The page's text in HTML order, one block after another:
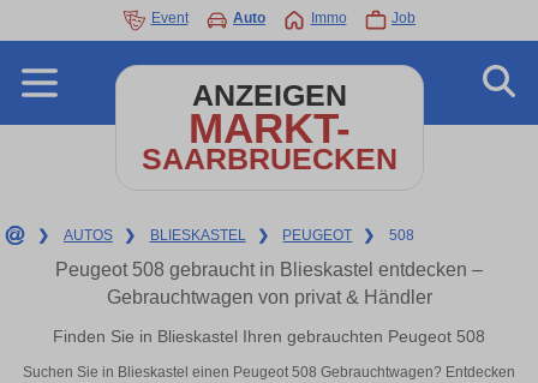
Event Auto Immo Job
ANZEIGEN
MARKT-
SAARBRUECKEN
❯ AUTOS ❯ BLIESKASTEL ❯ PEUGEOT ❯ 508
Peugeot 508 gebraucht in Blieskastel entdecken –
Gebrauchtwagen von privat & Händler
Finden Sie in Blieskastel Ihren gebrauchten Peugeot 508
Suchen Sie in Blieskastel einen Peugeot 508 Gebrauchtwagen? Entdecken